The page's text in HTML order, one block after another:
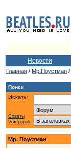
Новости
Главная / Мр.Поустман /
Поиск
Искать:
Советы
Vox populi
Мр. Поустман